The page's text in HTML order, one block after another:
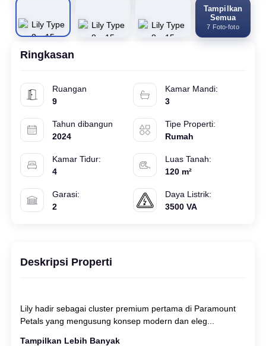
Tampilkan
Semua
7 Foto-foto
Ringkasan
Ruangan
9
Tahun dibangun
2024
Kamar Mandi:
3
Tipe Properti:
Rumah
Kamar Tidur:
4
Garasi:
2
Luas Tanah:
120 m²
Daya Listrik:
3500 VA
Deskripsi Properti
Lily hadir sebagai cluster premium pertama di Paramount
Tampilkan Lebih Banyak